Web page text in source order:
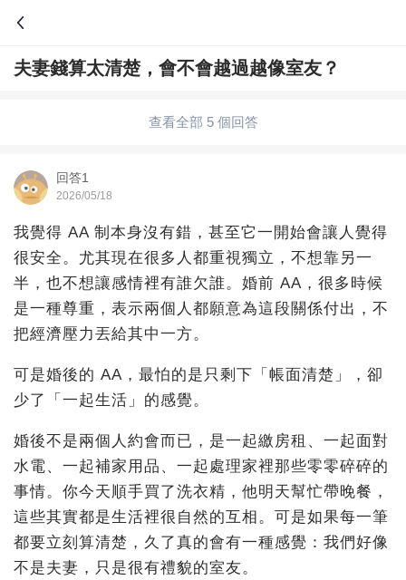
夫妻錢算太清楚，會不會越過越像室友？
查看全部 5 個回答
回答1
2026/05/18
我覺得 AA 制本身沒有錯，甚至它一開始會讓人覺得
很安全。尤其現在很多人都重視獨立，不想靠另一
半，也不想讓感情裡有誰欠誰。婚前 AA，很多時候
是一種尊重，表示兩個人都願意為這段關係付出，不
把經濟壓力丟給其中一方。
可是婚後的 AA，最怕的是只剩下「帳面清楚」，卻
少了「一起生活」的感覺。
婚後不是兩個人約會而已，是一起繳房租、一起面對
水電、一起補家用品、一起處理家裡那些零零碎碎的
事情。你今天順手買了洗衣精，他明天幫忙帶晚餐，
這些其實都是生活裡很自然的互相。可是如果每一筆
都要立刻算清楚，久了真的會有一種感覺：我們好像
不是夫妻，只是很有禮貌的室友。
問答
婚姻情感 職場